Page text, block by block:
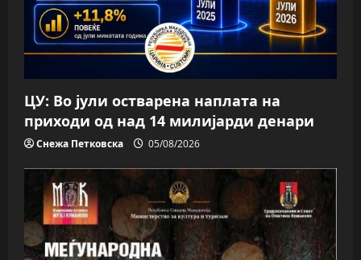
ЦУ: Во јули остварена наплата на
приходи од над 14 милијарди денари
Снежа Петковска 05/08/2026